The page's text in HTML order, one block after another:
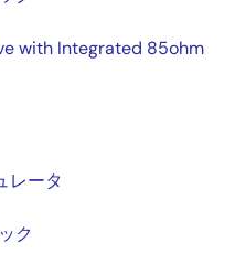
with Integrated 85ohm
レータ
ク